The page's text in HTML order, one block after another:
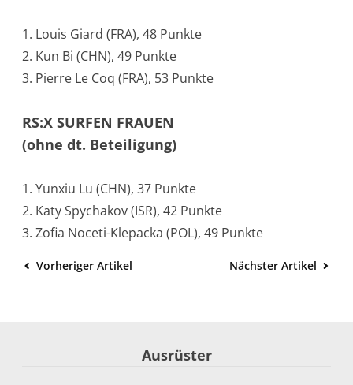
1. Louis Giard (FRA), 48 Punkte
2. Kun Bi (CHN), 49 Punkte
3. Pierre Le Coq (FRA), 53 Punkte
RS:X SURFEN FRAUEN
(ohne dt. Beteiligung)
1. Yunxiu Lu (CHN), 37 Punkte
2. Katy Spychakov (ISR), 42 Punkte
3. Zofia Noceti-Klepacka (POL), 49 Punkte
Vorheriger Artikel Nächster Artikel
Ausrüster